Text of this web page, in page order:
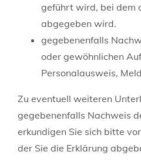
geführt wird, bei dem
abgegeben wird.
gegebenenfalls
oder gewöhnlichen
Personalausweis,
Zu eventuell weiteren
gegebenenfalls Nachweis
erkundigen Sie sich bitte
der Sie die Erklärung